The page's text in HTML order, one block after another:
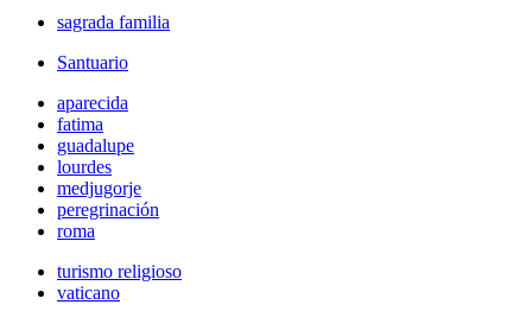
sagrada familia
Santuario
aparecida
fatima
guadalupe
lourdes
medjugorje
peregrinación
roma
turismo religioso
vaticano